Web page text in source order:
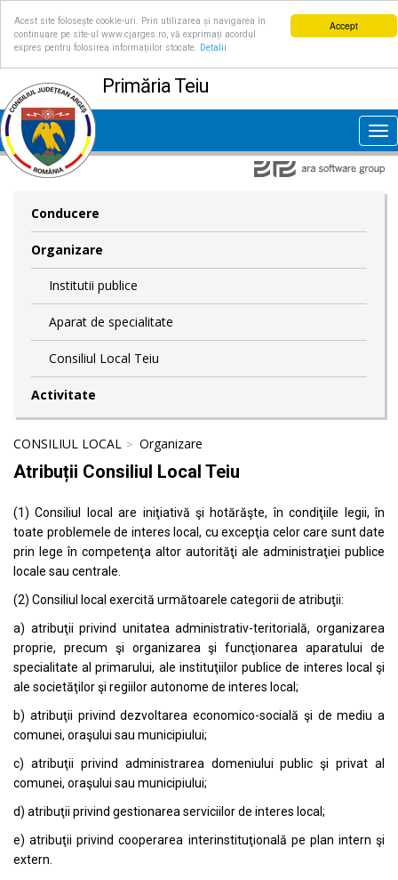
Accept
Acest site folosește cookie-uri. Prin utilizarea și navigarea în
continuare pe site-ul www.cjarges.ro, vă exprimați acordul
expres pentru folosirea informațiilor stocate.
Detalii
Primăria Teiu
Conducere
Organizare
Institutii publice
Aparat de specialitate
Consiliul Local Teiu
Activitate
CONSILIUL LOCAL Organizare
Atribuții Consiliul Local Teiu
(1) Consiliul local are iniţiativă şi hotărăşte, în condiţiile legii, în
toate problemele de interes local, cu excepţia celor care sunt date
prin lege în competenţa altor autorităţi ale administraţiei publice
locale sau centrale.
(2) Consiliul local exercită următoarele categorii de atribuţii:
a) atribuţii privind unitatea administrativ-teritorială, organizarea
proprie, precum şi organizarea şi funcţionarea aparatului de
specialitate al primarului, ale instituţiilor publice de interes local şi
ale societăţilor şi regiilor autonome de interes local;
b) atribuţii privind dezvoltarea economico-socială şi de mediu a
comunei, oraşului sau municipiului;
c) atribuţii privind administrarea domeniului public şi privat al
comunei, oraşului sau municipiului;
d) atribuţii privind gestionarea serviciilor de interes local;
e) atribuţii privind cooperarea interinstituţională pe plan intern şi
extern.